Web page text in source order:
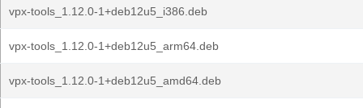
vpx-tools_1.12.0-1+deb12u5_i386.deb
vpx-tools_1.12.0-1+deb12u5_arm64.deb
vpx-tools_1.12.0-1+deb12u5_amd64.deb